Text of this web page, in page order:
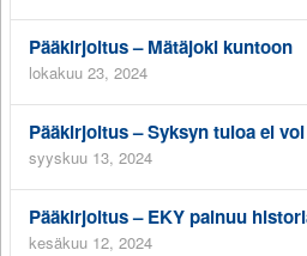
Pääkirjoitus – Mätäjoki kuntoon
lokakuu 23, 2024
Pääkirjoitus – Syksyn tuloa ei
syyskuu 13, 2024
Pääkirjoitus – EKY painuu
kesäkuu 12, 2024